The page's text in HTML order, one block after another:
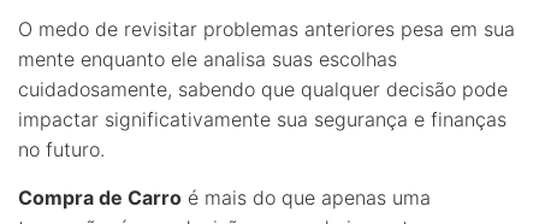
O medo de revisitar problemas anteriores pesa em sua
mente enquanto ele analisa suas escolhas
cuidadosamente, sabendo que qualquer decisão pode
impactar significativamente sua segurança e finanças
no futuro.
Compra de Carro é mais do que apenas uma